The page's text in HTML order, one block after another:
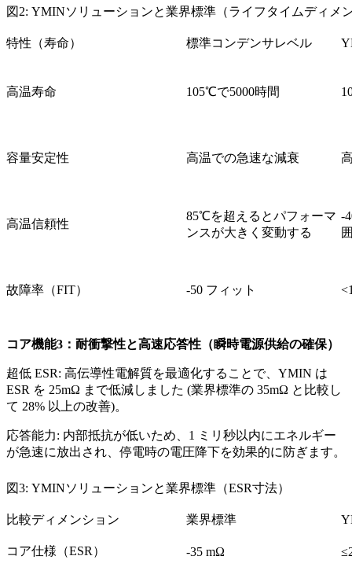
図2: YMINソリューションと業界標準（ライフタイムディメ
特性（寿命）​ 標準コンデンサレベル​
高温寿命​ 105℃で5000時間
容量安定性​ 高温での急速な減衰
高温信頼性
85℃を超えるとパフォーマ
ンスが大きく変動する
-
故障率（FIT）​ -50 フィット
コア機能3：耐衝撃性と高速応答性（瞬時電源供給の確保）
超低 ESR: 高伝導性電解質を最適化することで、YMIN は
ESR を 25mΩ まで低減しました (業界標準の 35mΩ と比較し
て 28% 以上の改善)。
応答能力: 内部抵抗が低いため、1 ミリ秒以内にエネルギー
が急速に放出され、停電時の電圧降下を効果的に防ぎます。
図3: YMINソリューションと業界標準（ESR寸法）
比較ディメンション 業界標準
コア仕様（ESR）​ -35 mΩ